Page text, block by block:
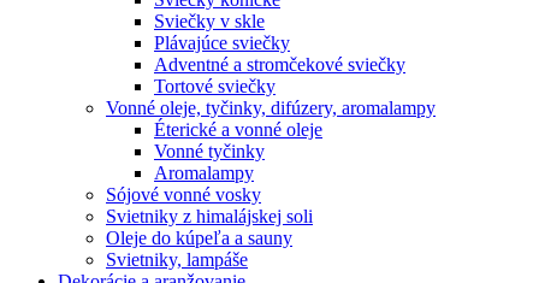
Sviečky v skle
Plávajúce sviečky
Adventné a stromčekové sviečky
Tortové sviečky
Vonné oleje, tyčinky, difúzery, aromalampy
Éterické a vonné oleje
Vonné tyčinky
Aromalampy
Sójové vonné vosky
Svietniky z himalájskej soli
Oleje do kúpeľa a sauny
Svietniky, lampáše